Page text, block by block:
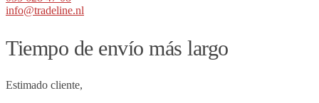
info@tradeline.nl
Tiempo de envío más largo
Estimado cliente,